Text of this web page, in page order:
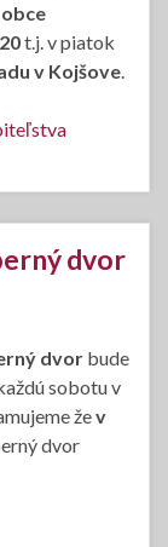
t.j. v piatok
v Kojšove.
dvor
dvorbude
sobotu v
žev
dvor